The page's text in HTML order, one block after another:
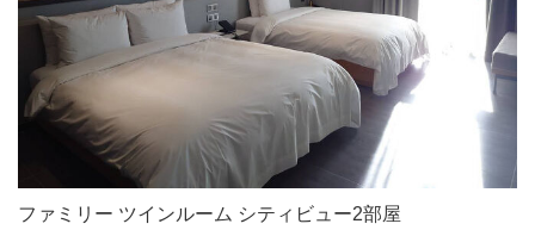
ファミリー ツインルーム シティビュー2部屋